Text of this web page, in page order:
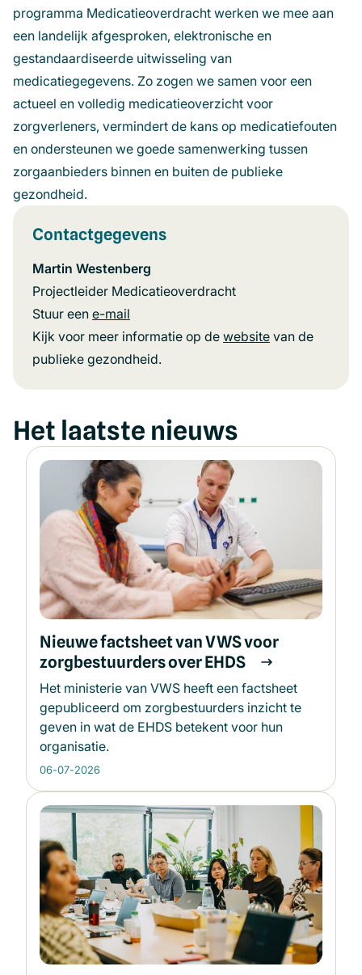
programma Medicatieoverdracht werken we mee aan
een landelijk afgesproken, elektronische en
gestandaardiseerde uitwisseling van
medicatiegegevens. Zo zogen we samen voor een
actueel en volledig medicatieoverzicht voor
zorgverleners, vermindert de kans op medicatiefouten
en ondersteunen we goede samenwerking tussen
zorgaanbieders binnen en buiten de publieke
gezondheid.
Contactgegevens
Martin Westenberg
Projectleider Medicatieoverdracht
Stuur een e-mail
in
een
Kijk voor meer informatie op de website (opent
van de
publieke gezondheid.
Het laatste nieuws
Nieuwe factsheet van VWS voor
zorgbestuurders over EHDS
Het ministerie van VWS heeft een factsheet
gepubliceerd om zorgbestuurders inzicht te
geven in wat de EHDS betekent voor hun
organisatie.
06-07-2026